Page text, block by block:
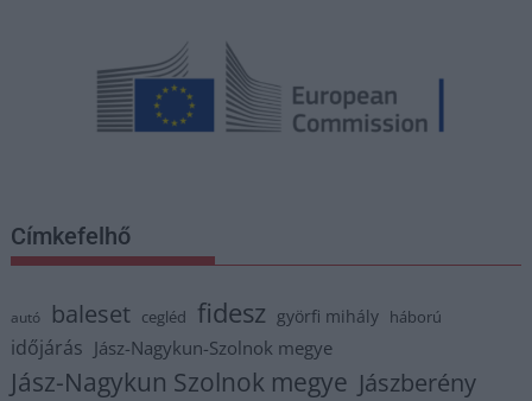
Címkefelhő
autó baleset cegléd fidesz györfi mihály háború
időjárás Jász-Nagykun-Szolnok megye
Jász-Nagykun Szolnok megye Jászberény